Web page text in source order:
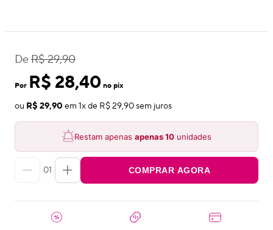
De R$ 29,90
Por R$ 28,40 no pix
ou R$ 29,90 em 1x de R$ 29,90sem juros
Restam apenas apenas10 unidades
01 COMPRAR AGORA